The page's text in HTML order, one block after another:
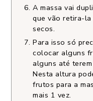
A massa vai
que vão retira-
secos.
Para isso só
colocar alguns
alguns até
Nesta altura
frutos para a
mais 1 vez.